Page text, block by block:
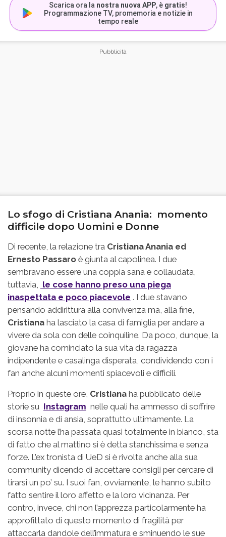
Scarica ora la nostra nuova APP, è gratis!
Programmazione TV, promemoria e notizie in
tempo reale
Lo sfogo di Cristiana Anania: momento
difficile dopo Uomini e Donne
Di recente, la relazione tra Cristiana Anania ed
Ernesto Passaro è giunta al capolinea. I due
sembravano essere una coppia sana e collaudata,
tuttavia, le cose hanno preso una piega
inaspettata e poco piacevole . I due stavano
pensando addirittura alla convivenza ma, alla fine,
Cristiana ha lasciato la casa di famiglia per andare a
vivere da sola con delle coinquiline. Da poco, dunque, la
giovane ha cominciato la sua vita da ragazza
indipendente e casalinga disperata, condividendo con i
fan anche alcuni momenti spiacevoli e difficili.
Proprio in queste ore, Cristiana ha pubblicato delle
storie su Instagram nelle quali ha ammesso di soffrire
di insonnia e di ansia, soprattutto ultimamente. La
scorsa notte l’ha passata quasi totalmente in bianco, sta
di fatto che al mattino si è detta stanchissima e senza
forze. L’ex tronista di UeD si è rivolta anche alla sua
community dicendo di accettare consigli per cercare di
tirarsi un po’ su. I suoi fan, ovviamente, le hanno subito
fatto sentire il loro affetto e la loro vicinanza. Per
contro, invece, chi non l’apprezza particolarmente ha
approfittato di questo momento di fragilità per
attaccarla dandole dell’immatura e sminuendo le sue